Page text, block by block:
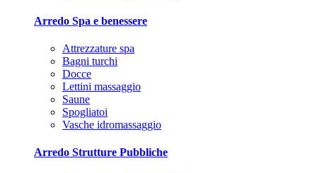
Arredo Spa e benessere
Attrezzature spa
Bagni turchi
Docce
Lettini massaggio
Saune
Spogliatoi
Vasche idromassaggio
Arredo Strutture Pubbliche